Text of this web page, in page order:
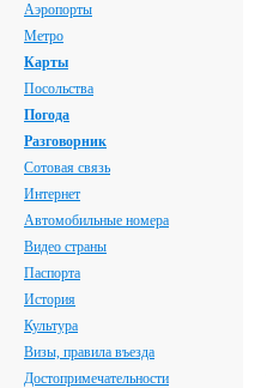
Аэропорты
Метро
Карты
Посольства
Погода
Разговорник
Сотовая связь
Интернет
Автомобильные номера
Видео страны
Паспорта
История
Культура
Визы, правила въезда
Достопримечательности